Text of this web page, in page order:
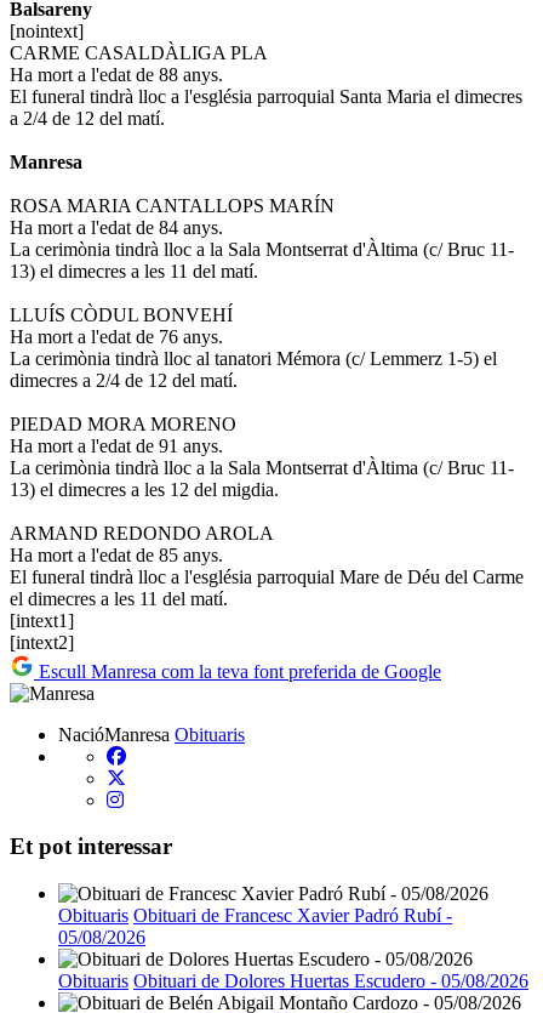
Balsareny
[nointext]
CARME CASALDÀLIGA PLA
Ha mort a l'edat de 88 anys.
El funeral tindrà lloc a l'església parroquial Santa Maria el dimecres
a 2/4 de 12 del matí.
Manresa
ROSA MARIA CANTALLOPS MARÍN
Ha mort a l'edat de 84 anys.
La cerimònia tindrà lloc a la Sala Montserrat d'Àltima (c/ Bruc 11-
13) el dimecres a les 11 del matí.
LLUÍS CÒDUL BONVEHÍ
Ha mort a l'edat de 76 anys.
La cerimònia tindrà lloc al tanatori Mémora (c/ Lemmerz 1-5) el
dimecres a 2/4 de 12 del matí.
PIEDAD MORA MORENO
Ha mort a l'edat de 91 anys.
La cerimònia tindrà lloc a la Sala Montserrat d'Àltima (c/ Bruc 11-
13) el dimecres a les 12 del migdia.
ARMAND REDONDO AROLA
Ha mort a l'edat de 85 anys.
El funeral tindrà lloc a l'església parroquial Mare de Déu del Carme
el dimecres a les 11 del matí.
[intext1]
[intext2]
Escull Manresa com la teva font preferida de Google
NacióManresa Obituaris
Et pot interessar
Obituaris Obituari de Francesc Xavier Padró Rubí -
05/08/2026
Obituaris Obituari de Dolores Huertas Escudero - 05/08/2026